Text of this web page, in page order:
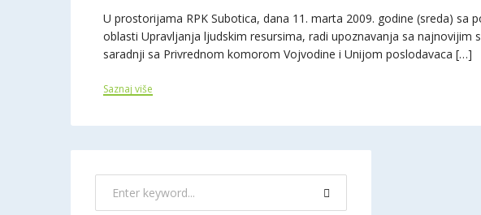
U prostorijama RPK Subotica, dana 11. marta 2009. godine (sreda)
oblasti Upravljanja ljudskim resursima, radi upoznavanja sa
saradnji sa Privrednom komorom Vojvodine i Unijom poslodavaca […]
Saznaj više